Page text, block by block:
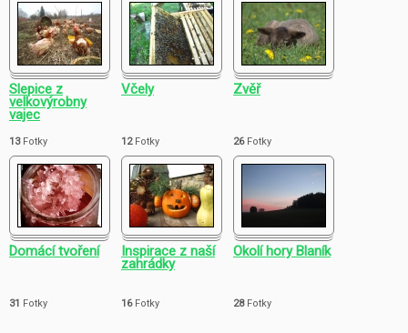
Slepice z
velkovýrobny
vajec
13Fotky
Včely
12Fotky
Zvěř
26Fotky
Domácí tvoření
31 Fotky
Inspirace z naší
zahrádky
16Fotky
Okolí hory Blaník
28Fotky